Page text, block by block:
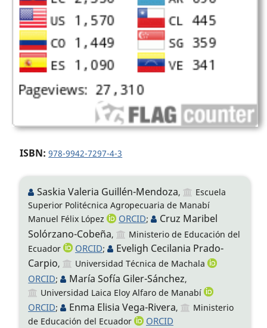
ISBN:978-9942-7297-4-3
Saskia Valeria Guillén-Mendoza,
Escuela
Superior Politécnica Agropecuaria de Manabí
Manuel Félix López
ORCID;
Cruz Maribel
Solórzano-Cobeña,
Ministerio de Educación del
Ecuador
ORCID;
Eveligh Cecilania Prado-
Carpio, Universidad Técnica de Machala
ORCID; María Sofía Giler-Sánchez,
Universidad Laica Eloy Alfaro de Manabí
ORCID; Enma Elisia Vega-Rivera,
Ministerio
de Educación del Ecuador
ORCID